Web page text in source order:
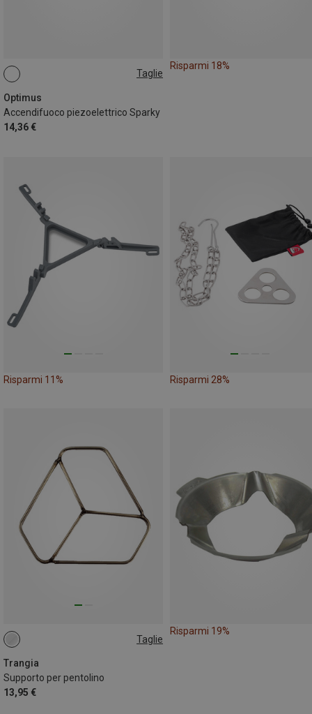
Taglie
Optimus
Accendifuoco piezoelettrico Sparky
14,36 €
ONE SIZE
Risparmi 18%
Risparmi 11% Risparmi 28%
Taglie
Trangia
Supporto per pentolino
13,95 €
ONE SIZE
Risparmi 19%